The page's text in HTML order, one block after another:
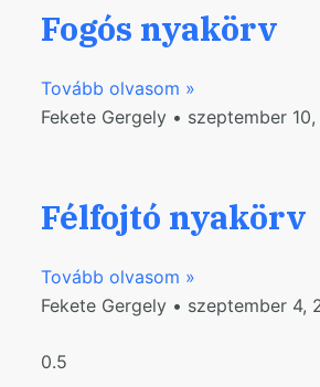
Fogós nyakörv
Tovább olvasom »
Fekete Gergely
szeptember
Félfojtó nyakörv
Tovább olvasom »
Fekete Gergely
szeptember 4,